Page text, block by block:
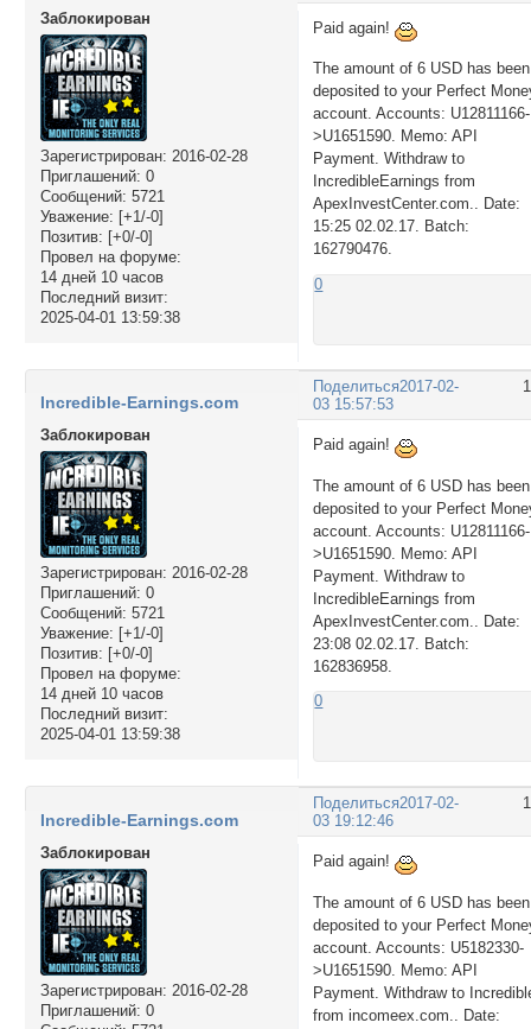
Заблокирован
Зарегистрирован: 2016-02-28
Приглашений: 0
Сообщений: 5721
Уважение: [+1/-0]
Позитив: [+0/-0]
Провел на форуме:
14 дней 10 часов
Последний визит:
2025-04-01 13:59:38
Paid again!
The amount of 6 USD has been
deposited to your Perfect
account. Accounts: U12811166-
>U1651590. Memo: API
Payment. Withdraw to
IncredibleEarnings from
ApexInvestCenter.com.. Date:
15:25 02.02.17. Batch:
162790476.
0
Поделиться2017-02-
03 15:57:53
Incredible-Earnings.com
Заблокирован
Зарегистрирован: 2016-02-28
Приглашений: 0
Сообщений: 5721
Уважение: [+1/-0]
Позитив: [+0/-0]
Провел на форуме:
14 дней 10 часов
Последний визит:
2025-04-01 13:59:38
Paid again!
The amount of 6 USD has been
deposited to your Perfect
account. Accounts: U12811166-
>U1651590. Memo: API
Payment. Withdraw to
IncredibleEarnings from
ApexInvestCenter.com.. Date:
23:08 02.02.17. Batch:
162836958.
0
Поделиться2017-02-
03 19:12:46
Incredible-Earnings.com
Заблокирован
Зарегистрирован: 2016-02-28
Приглашений: 0
Paid again!
The amount of 6 USD has been
deposited to your Perfect
account. Accounts: U5182330-
>U1651590. Memo: API
Payment. Withdraw to
from incomeex.com.. Date: